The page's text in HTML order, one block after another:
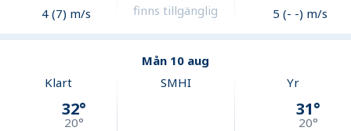
4 (7) m/s
finns tillgänglig
5 (- -) m/s
Mån 10 aug
Klart
32°
20°
SMHI Yr
31°
20°